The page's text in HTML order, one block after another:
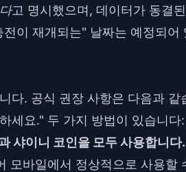
고 명시했으며, 데이터가 동결
이 재개되는" 날짜는 예정되어
다. 공식 권장 사항은 다음과 같
세요." 두 가지 방법이 있습니다:
샤이니 코인을 모두 사용합니다.
모바일에서 정상적으로 사용할